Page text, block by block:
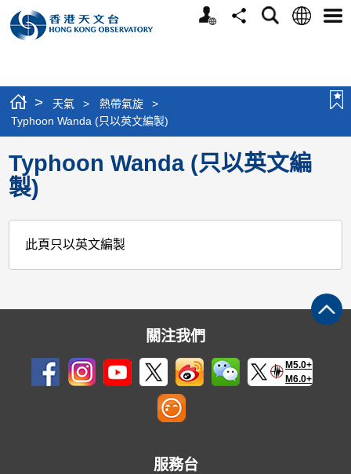
個
分
搜
語
選
> 天氣 > 熱帶氣旋
>
Typhoon Wanda (只以英文編製)
Typhoon Wanda (只以英文編
製)
此頁只以英文編製
關注我們
M5.0+
M6.0+
服務台